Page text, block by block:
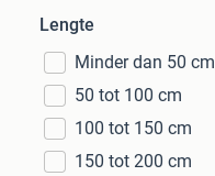
Lengte
Minder dan 50 cm
50 tot 100 cm
100 tot 150 cm
150 tot 200 cm